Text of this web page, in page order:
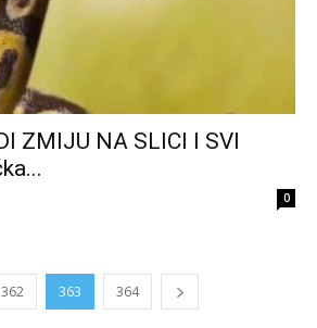
ZMIJU NA SLICI I SVI
0
362 363 364